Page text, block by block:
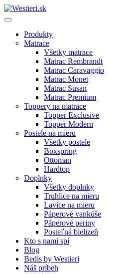
Produkty
Matrace
Všetky matrace
Matrac Rembrandt
Matrac Caravaggio
Matrac Monet
Matrac Susan
Matrac Premium
Toppery na matrace
Topper Exclusive
Topper Modern
Postele na mieru
Všetky postele
Boxspring
Ottoman
Hardtop
Doplnky
Všetky doplnky
Truhlice na mieru
Lavice na mieru
Páperové vankúše
Páperové periny
Posteľná bielizeň
Kto s nami spí
Blog
Bedis by Westieri
Náš príbeh